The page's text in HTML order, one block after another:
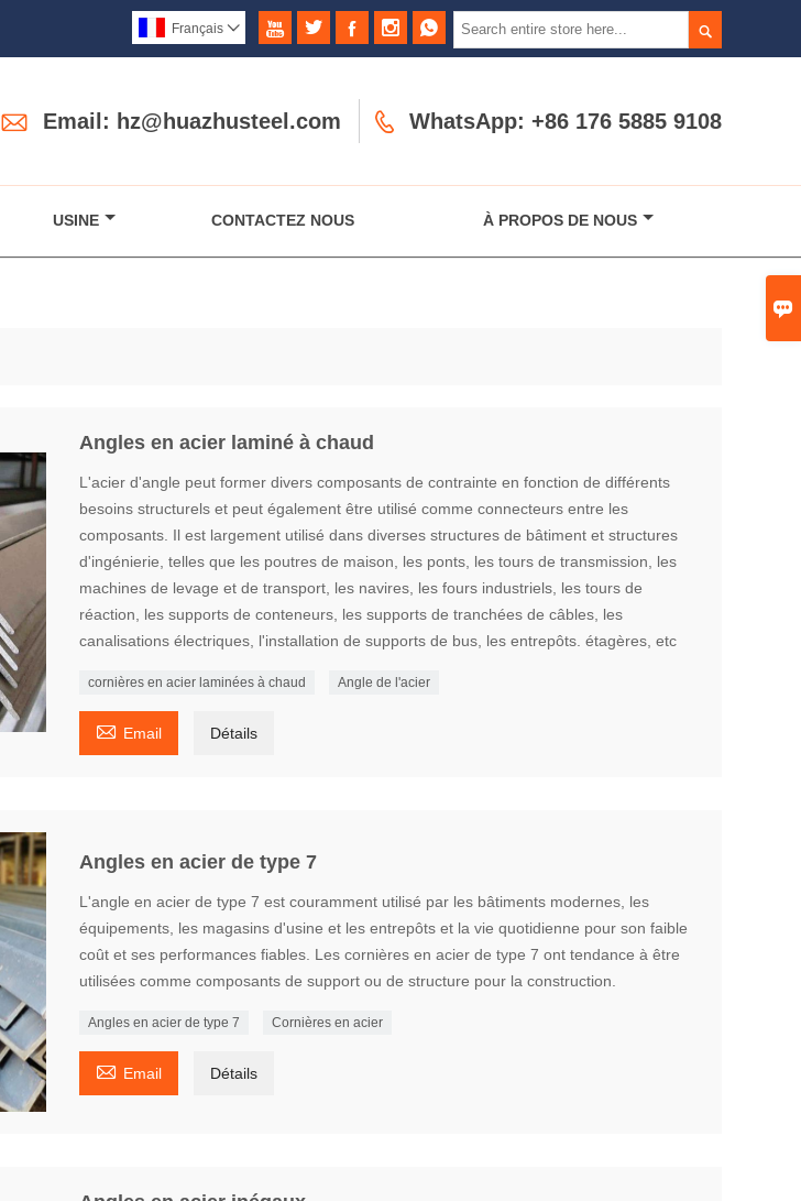


    
Français 
 Email: hz@huazhusteel.com  WhatsApp: +86 176 5885 9108
USINE CONTACTEZ NOUS À PROPOS DE NOUS
Angles en acier laminé à chaud
L'acier d'angle peut former divers composants de contrainte en fonction de différents
besoins structurels et peut également être utilisé comme connecteurs entre les
composants. Il est largement utilisé dans diverses structures de bâtiment et structures
d'ingénierie, telles que les poutres de maison, les ponts, les tours de transmission, les
machines de levage et de transport, les navires, les fours industriels, les tours de
réaction, les supports de conteneurs, les supports de tranchées de câbles, les
canalisations électriques, l'installation de supports de bus, les entrepôts. étagères, etc
cornières en acier laminées à chaud Angle de l'acier
 Email Détails
Angles en acier de type 7
L'angle en acier de type 7 est couramment utilisé par les bâtiments modernes, les
équipements, les magasins d'usine et les entrepôts et la vie quotidienne pour son faible
coût et ses performances fiables. Les cornières en acier de type 7 ont tendance à être
utilisées comme composants de support ou de structure pour la construction.
Angles en acier de type 7 Cornières en acier
 Email Détails